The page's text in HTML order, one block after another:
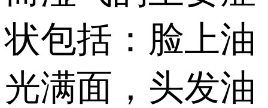
状包括：脸上油
光满面，头发油